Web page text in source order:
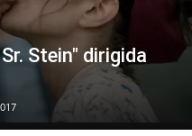
Stein" dirigida